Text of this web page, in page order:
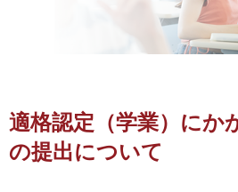
適格認定（学業）にか
の提出について